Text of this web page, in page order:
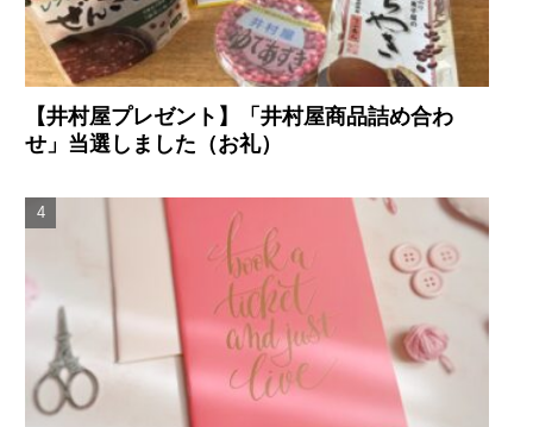
【井村屋プレゼント】「井村屋商品詰め合わ
せ」当選しました（お礼）